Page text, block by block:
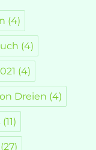
(4)
(4)
(4)
Dreien (4)
(11)
(27)